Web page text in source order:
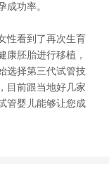
成功率。
性看到了再次生育
康胚胎进行移植，
选择第三代试管技
目前跟当地好几家
管婴儿能够让您成